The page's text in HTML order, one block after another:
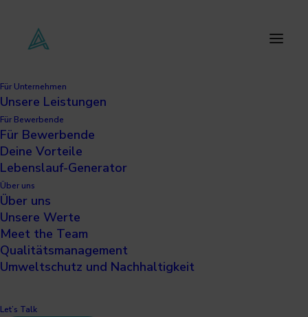
Für Unternehmen
Unsere Leistungen
Für Bewerbende
Für Bewerbende
Deine Vorteile
Lebenslauf-Generator
Über uns
Über uns
Unsere Werte
Meet the Team
Qualitätsmanagement
Umweltschutz und Nachhaltigkeit
Let’s Talk
16.07.2026